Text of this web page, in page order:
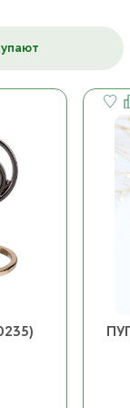
Кошачий глаз ⌀ 10
мм
ост. 107